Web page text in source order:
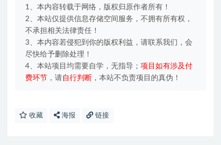
1、本内容转载于网络，版权归原作者所有！
2、本站仅提供信息存储空间服务，不拥有所有权，
不承担相关法律责任！
3、本内容若侵犯到你的版权利益，请联系我们，会
尽快给予删除处理！
4、本站项目均需要自学，无指导； 项目如有涉及付
费环节 ，请自行判断 ，本站不负责项目的真伪！
收藏 海报 链接